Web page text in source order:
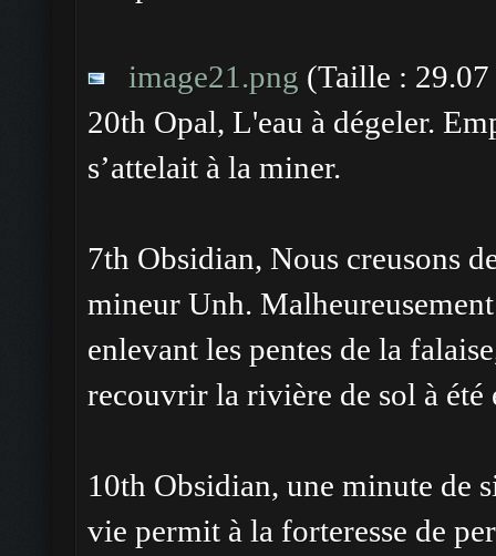
image21.png (Taille :
20th Opal, L'eau à dégeler.
s’attelait à la miner.
7th Obsidian, Nous creusons
mineur Unh.
enlevant les pentes de la
recouvrir la rivière de sol à été
10th Obsidian, une minute de
vie permit à la forteresse de